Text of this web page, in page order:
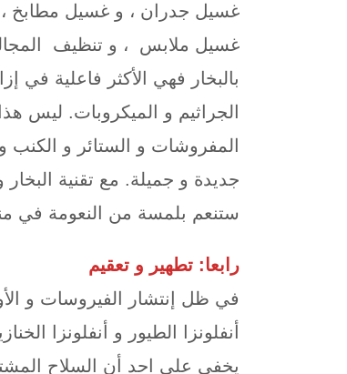
غسيل جدران ، و غسيل مطابخ
غسيل ملابس ، و تنظيف
بالبخار فهي الأكثر فاعلية في
الجراثيم و الميكروبات. ليس
المفروشات و الستائر و الكنب
جديدة و جميلة. مع تقنية
ستنعم بلمسة من النعومة في
رابعا: تطهير و تعقيم
أنفلونزا الطيور و أنفلونزا
يخفى على احد أن السلاح